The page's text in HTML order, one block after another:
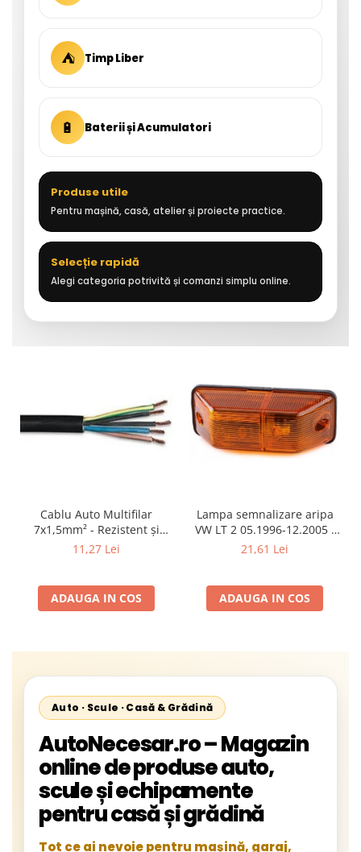
⛺ Timp Liber
🔋 Baterii și Acumulatori
Produse utile
Pentru mașină, casă, atelier și proiecte practice.
Selecție rapidă
Alegi categoria potrivită și comanzi simplu online.
Cablu Auto Multifilar
7x1,5mm² - Rezistent și
Flexibil pentru Remorci 12V-
11,27 Lei
ADAUGA IN COS
Lampa semnalizare aripa
VW LT 2 05.1996-12.2005 ;
Mercedes Sprinter 1995-
Neoplan Euroliner,
Starliner,Centroliner,
21,61 Lei
ADAUGA IN COS
Auto · Scule · Casă & Grădină
AutoNecesar.ro – Magazin
online de produse auto,
scule și echipamente
pentru casă și grădină
Tot ce ai nevoie pentru mașină, garaj,